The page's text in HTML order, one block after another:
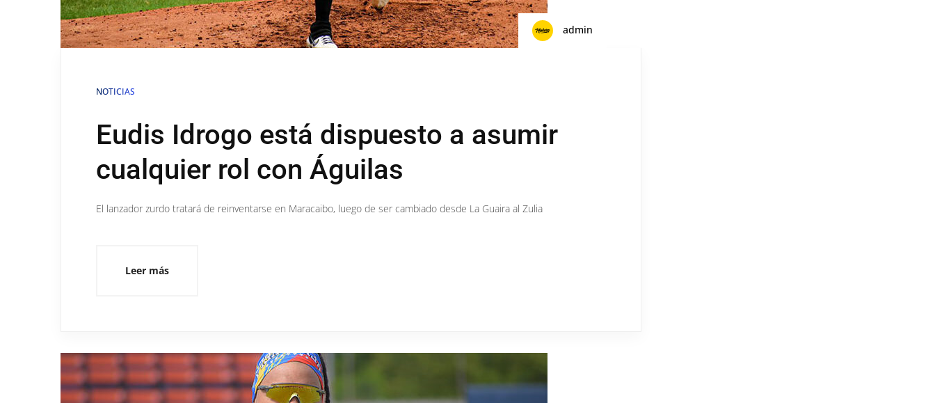
admin
NOTICIAS
Eudis Idrogo está dispuesto a asumir
cualquier rol con Águilas
El lanzador zurdo tratará de reinventarse en Maracaibo, luego de ser cambiado desde La Guaira al Zulia
Leer más